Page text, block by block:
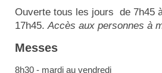
Ouverte tous les jours de 7h45
17h45. Accès aux personnes à
Messes
8h30 - mardi au vendredi